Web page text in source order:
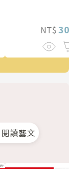
NT$
閱讀藝文